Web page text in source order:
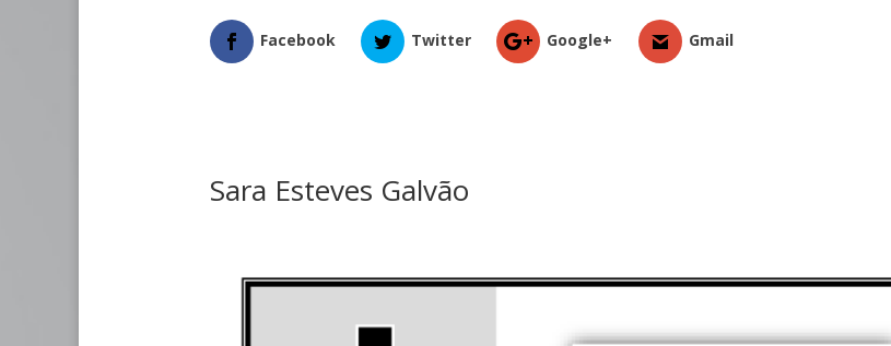
Facebook Twitter Google+ Gmail
Sara Esteves Galvão